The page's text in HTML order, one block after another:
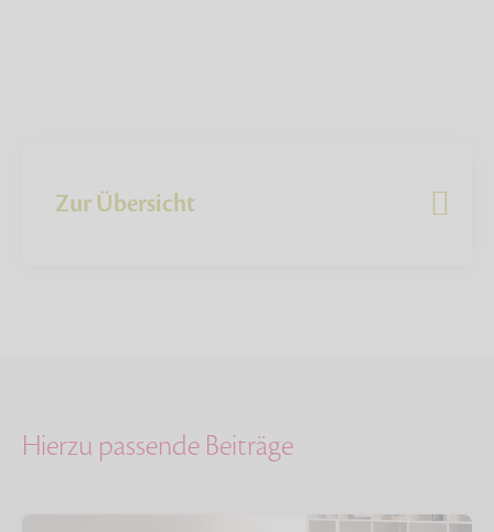
Zur Übersicht
Hierzu passende Beiträge